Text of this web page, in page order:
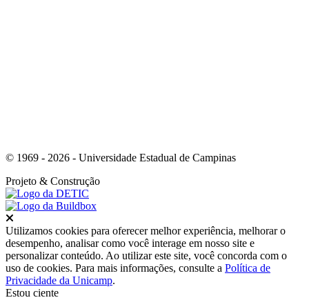
© 1969 - 2026 - Universidade Estadual de Campinas
Projeto & Construção
Utilizamos cookies para oferecer melhor experiência, melhorar o
desempenho, analisar como você interage em nosso site e
personalizar conteúdo. Ao utilizar este site, você concorda com o
uso de cookies. Para mais informações, consulte a Política de
Privacidade da Unicamp.
Estou ciente